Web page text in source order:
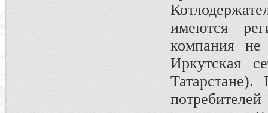
имеются
компания
Иркутская